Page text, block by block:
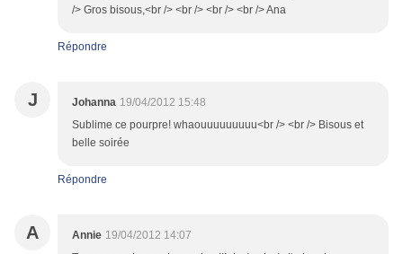
/> Gros bisous,<br /> <br /> <br /> <br /> Ana
Répondre
J Johanna 19/04/2012 15:48
Sublime ce pourpre! whaouuuuuuuuu<br /> <br /> Bisous et
belle soirée
Répondre
A Annie 19/04/2012 14:07